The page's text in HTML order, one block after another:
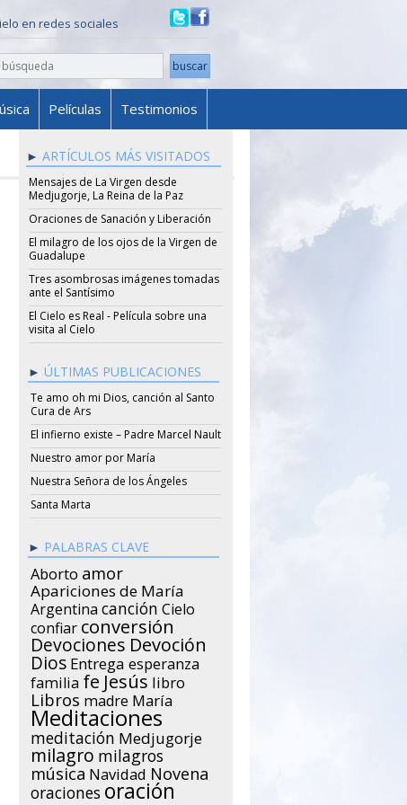
en redes sociales
Películas Testimonios
ARTÍCULOS MÁS VISITADOS
Mensajes de La Virgen desde
Medjugorje, La Reina de la Paz
Oraciones de Sanación y Liberación
El milagro de los ojos de la Virgen de
Guadalupe
Tres asombrosas imágenes tomadas
ante el Santísimo
El Cielo es Real - Película sobre una
visita al Cielo
ÚLTIMAS PUBLICACIONES
Te amo oh mi Dios, canción al Santo
Cura de Ars
El infierno existe – Padre Marcel Nault
Nuestro amor por María
Nuestra Señora de los Ángeles
Santa Marta
PALABRAS CLAVE
Aborto amor
Apariciones de María
Argentina canción Cielo
confiar conversión
Devociones Devoción
Dios Entrega esperanza
familia fe Jesús libro
Libros madre María
Meditaciones
meditación Medjugorje
milagro milagros
música Navidad Novena
oraciones oración